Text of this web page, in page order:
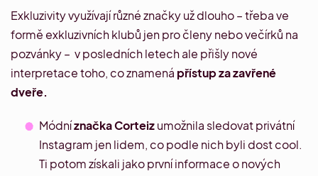
Exkluzivity využívají různé značky už dlouho – třeba ve
forměexkluzivních klubů jen pro členy nebo večírků na
pozvánky – v posledních letech ale přišly nové
interpretace toho, co znamená přístup za zavřené
dveře.
Módníznačka Corteizumožnila sledovatprivátní
Instagram jen lidem, co podle nich byli dost cool.
Ti potom získali jako první informace o nových